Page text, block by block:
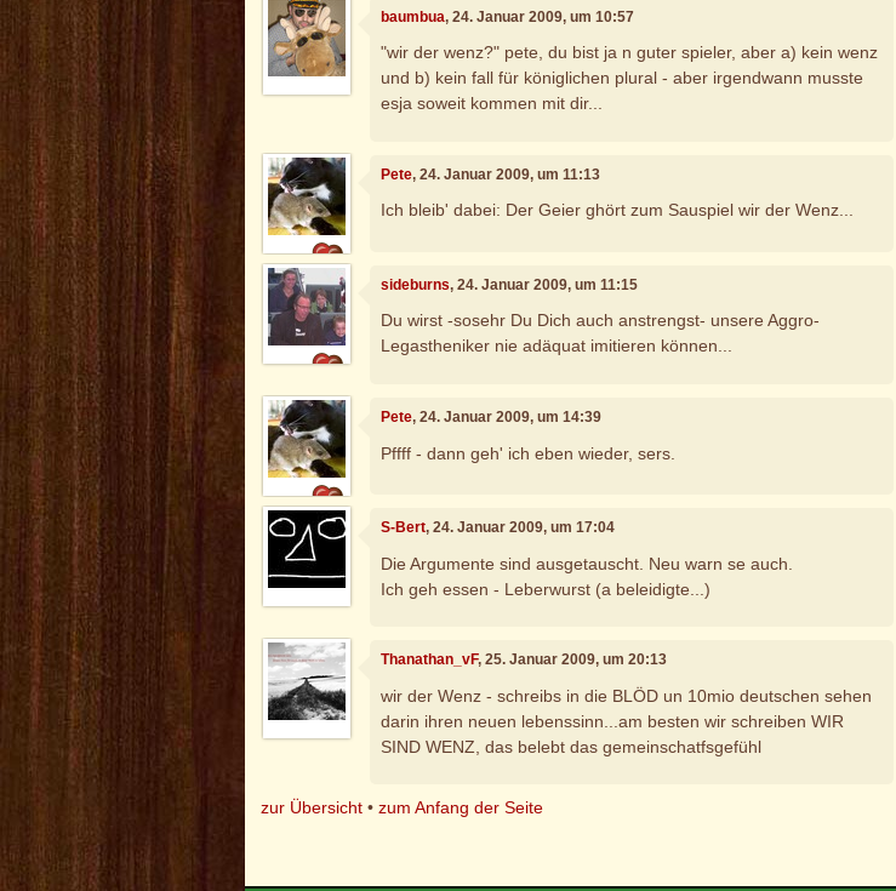
baumbua, 24. Januar 2009, um 10:57
"wir der wenz?" pete, du bist ja n guter spieler, aber a) kein wenz
und b) kein fall für königlichen plural - aber irgendwann musste
esja soweit kommen mit dir...
Pete, 24. Januar 2009, um 11:13
Ich bleib' dabei: Der Geier ghört zum Sauspiel wir der Wenz...
sideburns, 24. Januar 2009, um 11:15
Du wirst -sosehr Du Dich auch anstrengst- unsere Aggro-
Legastheniker nie adäquat imitieren können...
Pete, 24. Januar 2009, um 14:39
Pffff - dann geh' ich eben wieder, sers.
S-Bert, 24. Januar 2009, um 17:04
Die Argumente sind ausgetauscht. Neu warn se auch.
Ich geh essen - Leberwurst (a beleidigte...)
Thanathan_vF, 25. Januar 2009, um 20:13
wir der Wenz - schreibs in die BLÖD un 10mio deutschen sehen
darin ihren neuen lebenssinn...am besten wir schreiben WIR
SIND WENZ, das belebt das gemeinschatfsgefühl
zur Übersicht •zum Anfang der Seite